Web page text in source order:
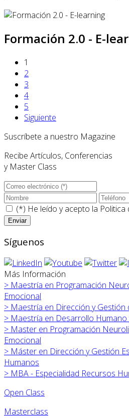
Formación 2.0 - E-
1
2
3
4
5
Siguiente
Suscríbete a nuestro Magazine
Recibe Artículos, Conferencias
y Master Class
(*) He leído y acepto la Politica
Síguenos
Más Información
> Maestría en Programación
Emocional
> Maestría en Dirección y
> Maestría en Desarrollo
> Master en Programación
Emocional
> Máster en Dirección y Gestión
Humanos
> MBA - Especialidad Recursos
Open Class
Masterclass